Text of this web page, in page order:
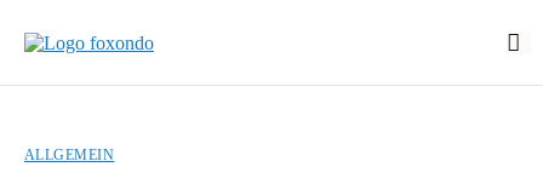
EasyStart
ALLGEMEIN